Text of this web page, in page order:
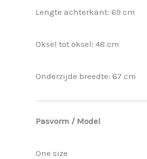
Lengte achterkant: 69 cm
Oksel tot oksel: 48 cm
Onderzijde breedte: 67 cm
Pasvorm / Model
One size